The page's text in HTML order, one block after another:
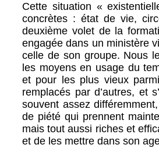
Cette situation «
concrètes : état de vie,
deuxième volet de la
engagée dans un ministère
celle de son groupe. Nous
les moyens en usage du
et pour les plus vieux
remplacés par d’autres, et
souvent assez
de piété qui prennent
mais tout aussi riches et
et de les mettre dans son